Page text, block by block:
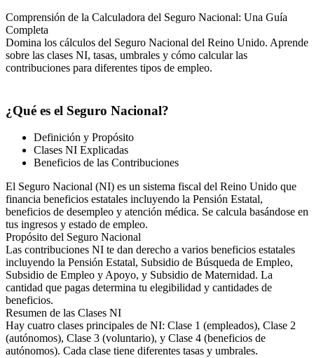
Comprensión de la Calculadora del Seguro Nacional: Una Guía
Completa
Domina los cálculos del Seguro Nacional del Reino Unido. Aprende
sobre las clases NI, tasas, umbrales y cómo calcular las
contribuciones para diferentes tipos de empleo.
¿Qué es el Seguro Nacional?
Definición y Propósito
Clases NI Explicadas
Beneficios de las Contribuciones
El Seguro Nacional (NI) es un sistema fiscal del Reino Unido que
financia beneficios estatales incluyendo la Pensión Estatal,
beneficios de desempleo y atención médica. Se calcula basándose en
tus ingresos y estado de empleo.
Propósito del Seguro Nacional
Las contribuciones NI te dan derecho a varios beneficios estatales
incluyendo la Pensión Estatal, Subsidio de Búsqueda de Empleo,
Subsidio de Empleo y Apoyo, y Subsidio de Maternidad. La
cantidad que pagas determina tu elegibilidad y cantidades de
beneficios.
Resumen de las Clases NI
Hay cuatro clases principales de NI: Clase 1 (empleados), Clase 2
(autónomos), Clase 3 (voluntario), y Clase 4 (beneficios de
autónomos). Cada clase tiene diferentes tasas y umbrales.